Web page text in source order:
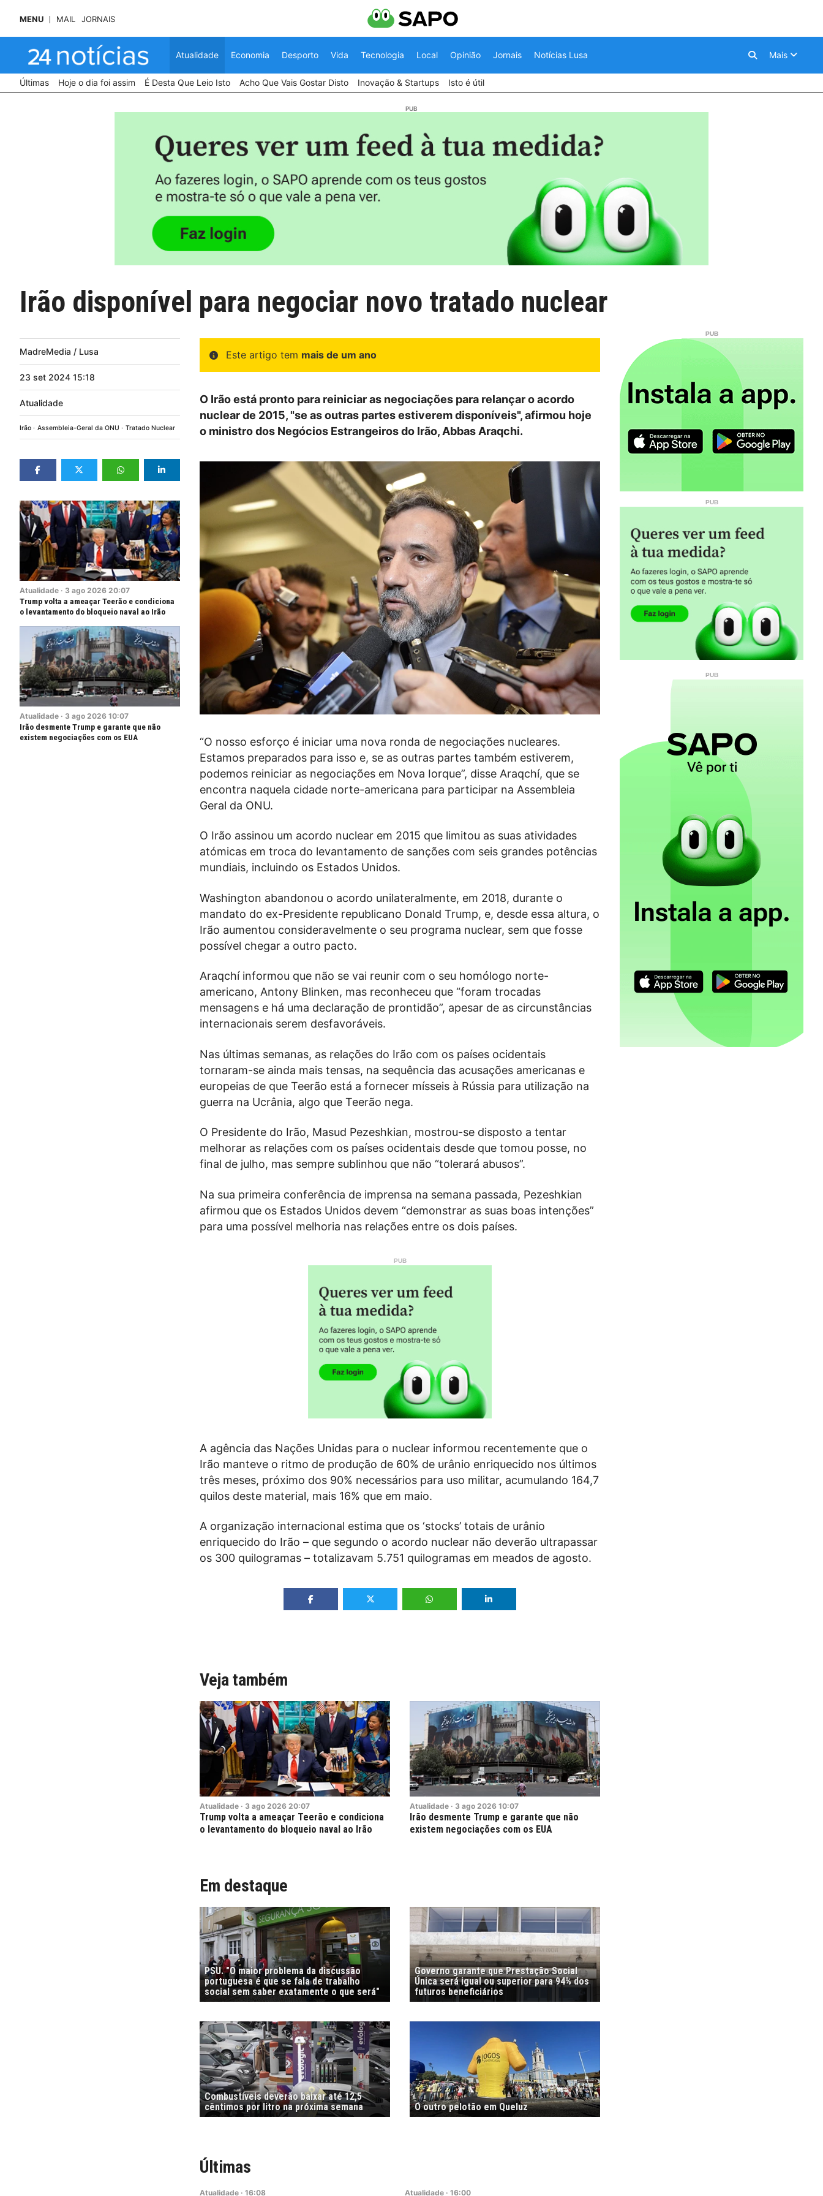
MENU MAIL JORNAIS
Atualidade Economia Desporto Vida Tecnologia Local Opinião Jornais Notícias Lusa Mais
Últimas Hoje o dia foi assim É Desta Que Leio Isto Acho Que Vais Gostar Disto Inovação & Startups Isto é útil
Irão disponível para negociar novo tratado nuclear
MadreMedia / Lusa
23 set 2024 15:18
Atualidade
Irão Assembleia-Geral da ONU Tratado Nuclear
Atualidade · 3 ago 2026 20:07
Trump volta a ameaçar Teerão e condiciona
o levantamento do bloqueio naval ao Irão
Atualidade · 3 ago 2026 10:07
Irão desmente Trump e garante que não
existem negociações com os EUA
Este artigo tem mais de um ano
O Irão está pronto para reiniciar as negociações para relançar o acordo
nuclear de 2015, "se as outras partes estiverem disponíveis", afirmou hoje
o ministro dos Negócios Estrangeiros do Irão, Abbas Araqchi.
“O nosso esforço é iniciar uma nova ronda de negociações nucleares.
Estamos preparados para isso e, se as outras partes também estiverem,
podemos reiniciar as negociações em Nova Iorque”, disse Araqchí, que se
encontra naquela cidade norte-americana para participar na Assembleia
Geral da ONU.
O Irão assinou um acordo nuclear em 2015 que limitou as suas atividades
atómicas em troca do levantamento de sanções com seis grandes potências
mundiais, incluindo os Estados Unidos.
Washington abandonou o acordo unilateralmente, em 2018, durante o
mandato do ex-Presidente republicano Donald Trump, e, desde essa altura, o
Irão aumentou consideravelmente o seu programa nuclear, sem que fosse
possível chegar a outro pacto.
Araqchí informou que não se vai reunir com o seu homólogo norte-
americano, Antony Blinken, mas reconheceu que “foram trocadas
mensagens e há uma declaração de prontidão”, apesar de as circunstâncias
internacionais serem desfavoráveis.
Nas últimas semanas, as relações do Irão com os países ocidentais
tornaram-se ainda mais tensas, na sequência das acusações americanas e
europeias de que Teerão está a fornecer mísseis à Rússia para utilização na
guerra na Ucrânia, algo que Teerão nega.
O Presidente do Irão, Masud Pezeshkian, mostrou-se disposto a tentar
melhorar as relações com os países ocidentais desde que tomou posse, no
final de julho, mas sempre sublinhou que não “tolerará abusos”.
Na sua primeira conferência de imprensa na semana passada, Pezeshkian
afirmou que os Estados Unidos devem “demonstrar as suas boas intenções”
para uma possível melhoria nas relações entre os dois países.
A agência das Nações Unidas para o nuclear informou recentemente que o
Irão manteve o ritmo de produção de 60% de urânio enriquecido nos últimos
três meses, próximo dos 90% necessários para uso militar, acumulando 164,7
quilos deste material, mais 16% que em maio.
A organização internacional estima que os ‘stocks’ totais de urânio
enriquecido do Irão – que segundo o acordo nuclear não deverão ultrapassar
os 300 quilogramas – totalizavam 5.751 quilogramas em meados de agosto.
Veja também
Atualidade · 3 ago 2026 20:07
Trump volta a ameaçar Teerão e condiciona
o levantamento do bloqueio naval ao Irão
Atualidade · 3 ago 2026 10:07
Irão desmente Trump e garante que não
existem negociações com os EUA
Em destaque
PSU. "O maior problema da discussão
portuguesa é que se fala de trabalho
social sem saber exatamente o que será"
Governo garante que Prestação Social
Única será igual ou superior para 94% dos
futuros beneficiários
Combustíveis deverão baixar até 12,5
cêntimos por litro na próxima semana
O outro pelotão em Queluz
Últimas
Atualidade · 16:08 Atualidade · 16:00